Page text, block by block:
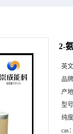
2-
英
品
产
型
纯
cas